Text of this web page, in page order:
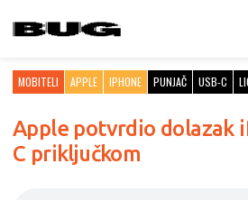
MOBITELI APPLE IPHONE PUNJAČ USB-C
Apple potvrdio dolazak
C priključkom